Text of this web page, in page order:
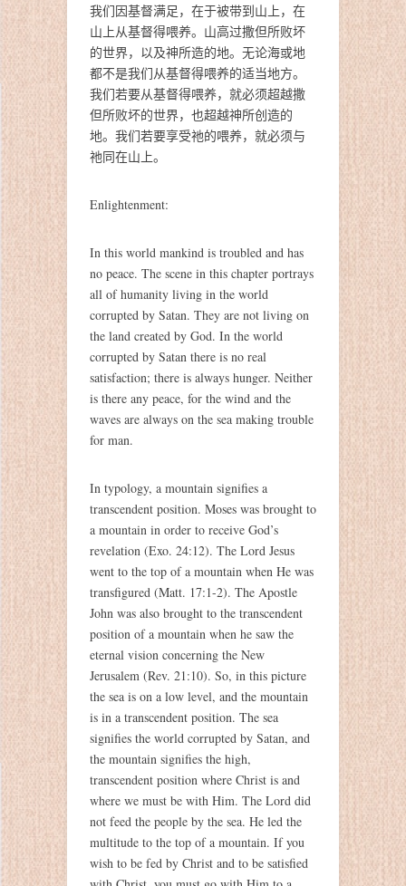
我们因基督满足，在于被带到山上，在
山上从基督得喂养。山高过撒但所败坏
的世界，以及神所造的地。无论海或地
都不是我们从基督得喂养的适当地方。
我们若要从基督得喂养，就必须超越撒
但所败坏的世界，也超越神所创造的
地。我们若要享受祂的喂养，就必须与
祂同在山上。
Enlightenment:
In this world mankind is troubled and has
no peace. The scene in this chapter portrays
all of humanity living in the world
corrupted by Satan. They are not living on
the land created by God. In the world
corrupted by Satan there is no real
satisfaction; there is always hunger. Neither
is there any peace, for the wind and the
waves are always on the sea making trouble
for man.
In typology, a mountain signifies a
transcendent position. Moses was brought to
a mountain in order to receive God’s
revelation (Exo. 24:12). The Lord Jesus
went to the top of a mountain when He was
transfigured (Matt. 17:1-2). The Apostle
John was also brought to the transcendent
position of a mountain when he saw the
eternal vision concerning the New
Jerusalem (Rev. 21:10). So, in this picture
the sea is on a low level, and the mountain
is in a transcendent position. The sea
signifies the world corrupted by Satan, and
the mountain signifies the high,
transcendent position where Christ is and
where we must be with Him. The Lord did
not feed the people by the sea. He led the
multitude to the top of a mountain. If you
wish to be fed by Christ and to be satisfied